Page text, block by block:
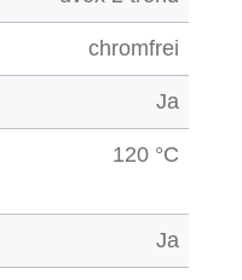
chromfrei
Ja
120 °C
Ja